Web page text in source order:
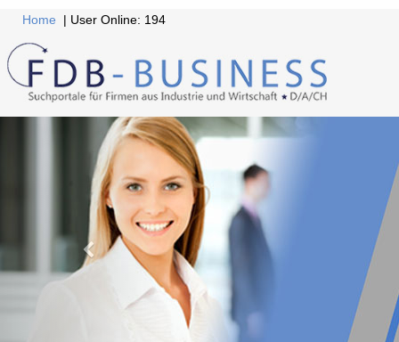
Home | User Online: 194